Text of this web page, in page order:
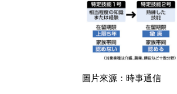
圖片來源：時事通信